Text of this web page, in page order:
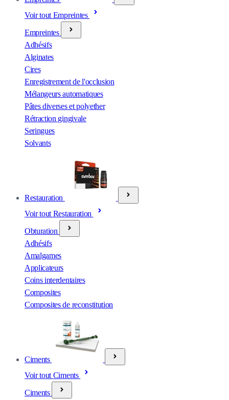
Voir tout Empreintes
Empreintes
Adhésifs
Alginates
Cires
Enregistrement de l'occlusion
Mélangeurs automatiques
Pâtes diverses et polyether
Rétraction gingivale
Seringues
Solvants
Restauration
Voir tout Restauration
Obturation
Adhésifs
Amalgames
Applicateurs
Coins interdentaires
Composites
Composites de reconstitution
Ciments
Voir tout Ciments
Ciments